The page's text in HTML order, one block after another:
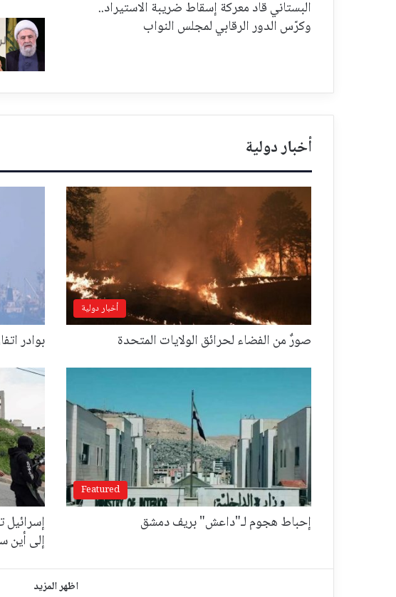
البستاني قاد معركة إسقاط ضريبة الاستيراد..
وكرّس الدور الرقابي لمجلس النواب
أخبار دولية
أخبار دولية
صورٌ من الفضاء لحرائق الولايات المتحدة بوادر
Featured
إحباط هجوم لـ"داعش" بريف دمشق
إلى أين
اظهر المزيد